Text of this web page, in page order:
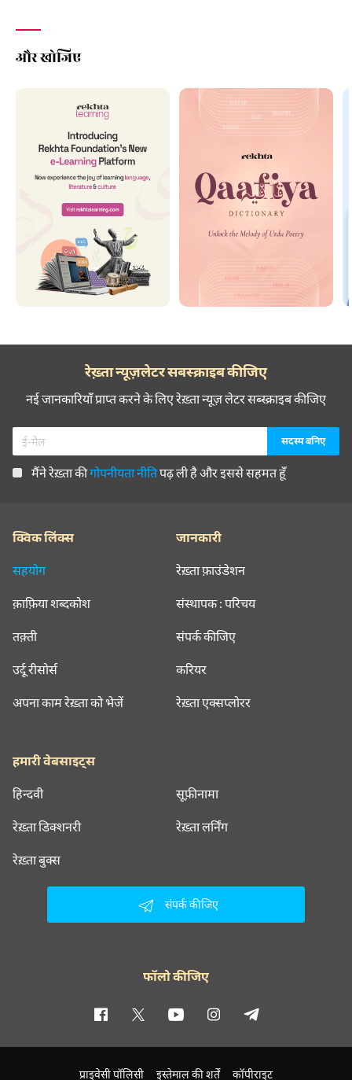
और खोजिए
रेख़्ता न्यूज़लेटर सबस्क्राइब कीजिए
नई जानकारियाँ प्राप्त करने के लिए रेख़्ता न्यूज़ लेटर सब्स्क्राइब कीजिए
मैंने रेख़्ता कीगोपनीयता नीतिपढ़ ली है और इससे सहमत हूँ
क्विक लिंक्स
सहयोग
क़ाफ़िया शब्दकोश
तक़्ती
उर्दू रीसोर्स
अपना काम रेख़्ता को भेजें
जानकारी
रेख़्ता फ़ाउंडेशन
संस्थापक : परिचय
संपर्क कीजिए
करियर
रेख़्ता एक्सप्लोरर
हमारी वेबसाइट्स
हिन्दवी सूफ़ीनामा
रेख़्ता डिक्शनरी रेख़्ता लर्निंग
रेख़्ता बुक्स
संपर्क कीजिए
फॉलो कीजिए
प्राइवेसी पॉलिसी इस्तेमाल की शर्तें कॉपीराइट